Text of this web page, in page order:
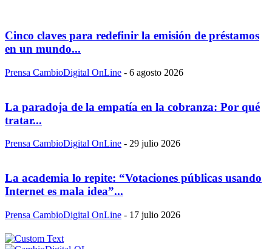
Cinco claves para redefinir la emisión de préstamos
en un mundo...
Prensa CambioDigital OnLine - 6 agosto 2026
La paradoja de la empatía en la cobranza: Por qué
tratar...
Prensa CambioDigital OnLine - 29 julio 2026
La academia lo repite: “Votaciones públicas usando
Internet es mala idea”...
Prensa CambioDigital OnLine - 17 julio 2026